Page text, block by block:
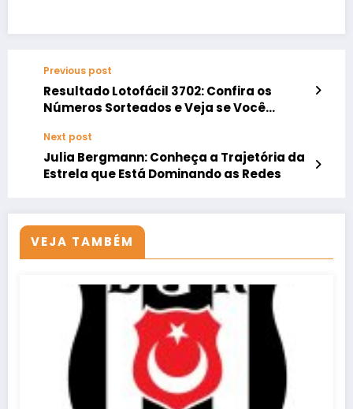
Previous post
Resultado Lotofácil 3702: Confira os
Números Sorteados e Veja se Você
Next post
Julia Bergmann: Conheça a Trajetória da
Estrela que Está Dominando as Redes
VEJA TAMBÉM